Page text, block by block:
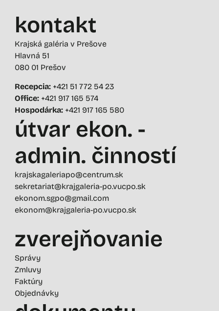
kontakt
Krajská galéria v Prešove
Hlavná 51
080 01 Prešov
Recepcia: +421 51 772 54 23
Office: +421 917 165 574
Hospodárka: +421 917 165 580
útvar ekon. -
admin. činností
krajskagaleriapo@centrum.sk
sekretariat@krajgaleria-po.vucpo.sk
ekonom.sgpo@gmail.com
ekonom@krajgaleria-po.vucpo.sk
zverejňovanie
Správy
Zmluvy
Faktúry
Objednávky